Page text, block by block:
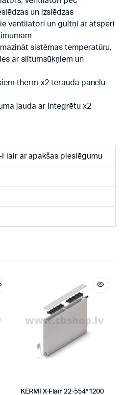
un izslēdzas
ventilatori un gultņi ar atsperi
sistēmas temperatūru,
ar siltumsūkņiem un
therm-x2 tērauda paneļu
jauda ar integrētu x2
Flair ar apakšas pieslēgumu
KERMI X-Flair 22-554*1200